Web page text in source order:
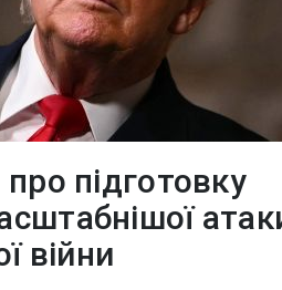
підготовку
війни